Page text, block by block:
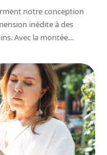
notre conception
inédite à des
Avec la montée…